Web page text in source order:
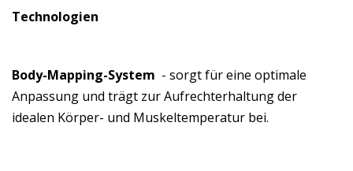
Technologien
Body-Mapping-System - sorgt für eine optimale
Anpassung und trägt zur Aufrechterhaltung der
idealen Körper- und Muskeltemperatur bei.